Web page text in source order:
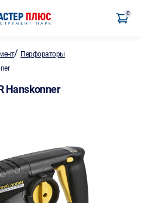
0
/ Перфораторы
Hanskonner